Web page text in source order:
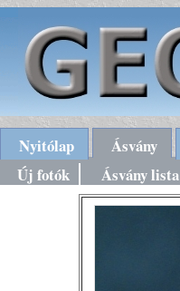
Nyitólap Ásvány
Új fotók
Ásvány lista